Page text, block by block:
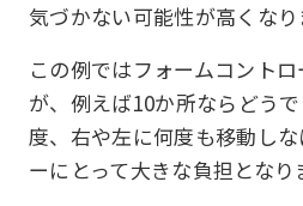
気づかない可能性が高くなり
この例ではフォームコント
が、例えば10か所ならどう
度、右や左に何度も移動し
ーにとって大きな負担となり